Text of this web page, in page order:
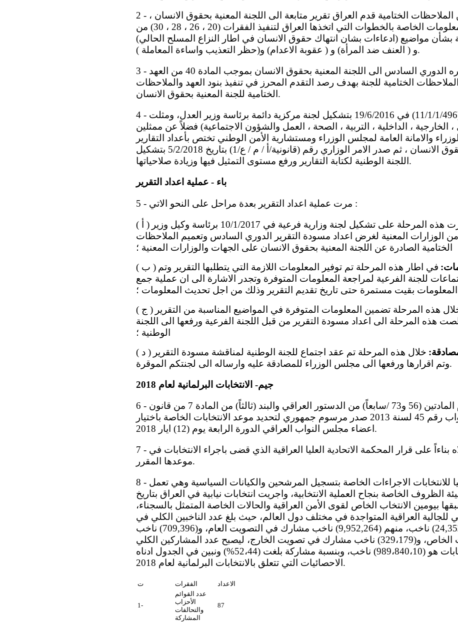
2 - وفقاً للفقرة 46 من الملاحظات الختامية قدم العراق تقرير متابعة الى اللجنة المعنية بحقوق الانسان ،
والتي تتضمن المعلومات الخاصة بالخطوات التي اتخذها العراق لتنفيذ الفقرات (20 ، 26 ، 28 ، 30) من
بشأن مواضيع (ادعاءات بشان انتهاك حقوق الانسان في اطار النزاع المسلح الحالي)
و ( العنف ضد المرأة) و ( عقوبة الاعدام) و(حظر التعذيب واساءة المعاملة ).
3 - يقدم العراق تقريره الدوري السادس الى اللجنة المعنية بحقوق الانسان بموجب المادة 40 من العهد
47 من الملاحظات الختامية للجنة بهدف رصد التقدم المحرز في تنفيذ بنود العهد والملاحظات
الختامية للجنة المعنية بحقوق الانسان.
4 - صدر الامر الوزاري (11/1/1/496) في 19/6/2016 بتشكيل لجنة مركزية دائمة برئاسة وزير العدل، ومثلت
الخارجية ، الداخلية ، التربية ، الصحة ، العمل والشؤون الاجتماعية) فضلاً عن ممثلين
والامانة العامة لمجلس الوزراء ومستشارية الأمن الوطني تختص بأعداد التقارير
الخاصة باتفاقيات حقوق الانسان ، ثم صدر الامر الوزاري رقم (قانونية/أ / م / ع/1) بتاريخ 5/2/2018 بتشكيل
اللجنة الوطنية لكتابة التقارير ورفع مستوى التمثيل فيها وزيادة صلاحياتها.
باء - عملية اعداد التقرير
5 - مرت عملية اعداد التقرير بعدة مراحل على النحو الاتي :
( أ ) ركزت هذه المرحلة على تشكيل لجنة وزارية فرعية في 10/1/2017 برئاسة وكيل وزير
الوزارات المعنية لغرض اعداد مسودة التقرير الدوري السادس وتعميم الملاحظات
الختامية الصادرة عن اللجنة المعنية بحقوق الانسان على الجهات والوزارات المعنية ؛
( ب ) في اطار هذه المرحلة تم توفير المعلومات اللازمة التي يتطلبها التقرير وتم
للجنة الفرعية لمراجعة المعلومات المتوفرة وتجدر الاشارة الى ان عملية جمع
المعلومات بقيت مستمرة حتى تاريخ تقديم التقرير وذلك من اجل تحديث المعلومات ؛
( ج ) هذه المرحلة تضمين المعلومات المتوفرة في المواضيع المناسبة من التقرير
هذه المرحلة الى اعداد مسودة التقرير من قبل اللجنة الفرعية ورفعها الى اللجنة
الوطنية ؛
( د ) خلال هذه المرحلة تم عقد اجتماع للجنة الوطنية لمناقشة مسودة التقرير
وتم اقرارها ورفعها الى مجلس الوزراء للمصادقة عليه وارساله الى لجنتكم الموقرة.
جيم- الانتخابات البرلمانية لعام 2018
6 - استناداً الى احكام المادتين (56 و73 /سابعاً) من الدستور العراقي والبند (ثالثاً) من المادة 7 من قانون
انتخابات مجلس النواب رقم 45 لسنة 2013 صدر مرسوم جمهوري لتحديد موعد الانتخابات الخاصة باختيار
اعضاء مجلس النواب العراقي الدورة الرابعة يوم (12) ايار 2018.
7 - صدر المرسوم اعلاه بناءاً على قرار المحكمة الاتحادية العليا العراقية الذي قضى باجراء الانتخابات في
موعدها المقرر.
8 - انتهت المفوضية العليا للانتخابات الاجراءات الخاصة بتسجيل المرشحين والكيانات السياسية وهي تعمل
الظروف الخاصة بنجاح العملية الانتخابية، واجريت انتخابات نيابية في العراق بتاريخ
2018 وسبقها بيومين الانتخاب الخاص لقوى الأمن العراقية والحالات الخاصة المتمثل بالسجناء،
للجالية العراقية المتواجدة في مختلف دول العالم، حيث بلغ عدد الناخبين الكلي في
العراق (24,352,253) ناخب، منهم (9,952,264) ناخب مشارك في التصويت العام، و(709,396) ناخب
مشارك في التصويت الخاص، و(329،179) ناخب مشارك في تصويت الخارج، ليصبح عدد المشاركين الكلي
في الانتخابات هو (989،840،10) ناخب، وبنسبة مشاركة بلغت (52،44%) ونبين في الجدول ادناه
الاحصائيات التي تتعلق بالانتخابات البرلمانية لعام 2018.
ت الفقرات الاعداد
1-
عدد القوائم
الأحزاب
والتحالفات
المشاركة
87